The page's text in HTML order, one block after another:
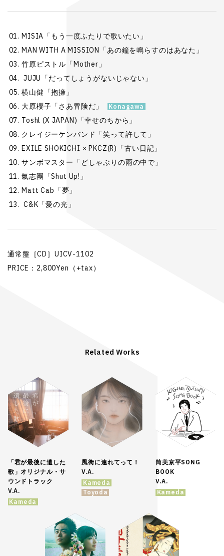
MISIA「もう一度ふたりで歌いたい」
MAN WITH A MISSION「あの鐘を鳴らすのはあなた」
竹原ピストル「Mother」
JUJU「だってしょうがないじゃない」
横山健「抱擁」
大原櫻子「さあ冒険だ」
Toshl (X JAPAN)「幸せのちから」
クレイジーケンバンド「笑って許して」
EXILE SHOKICHI × PKCZ(R)「古い日記」
サンボマスター「どしゃぶりの雨の中で」
氣志團「Shut Up!」
Matt Cab「夢」
C&K「愛の光」
通常盤［CD］UICV-1102
PRICE：2,800Yen（+tax）
Related Works
「君が最後に遺した
歌」オリジナル・サ
ウンドトラック
V.A.
Kameda
風街に連れてって！
V.A.
Kameda
Toyoda
筒美京平SONG
BOOK
V.A.
Kameda